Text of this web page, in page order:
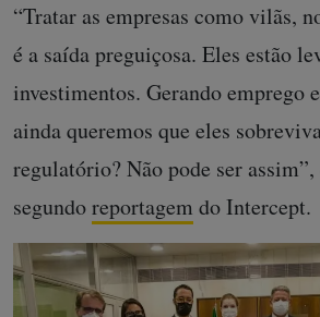
“Tratar as empresas como vilãs,
é a saída preguiçosa. Eles estão
investimentos. Gerando emprego
ainda queremos que eles
regulatório? Não pode ser
segundoreportagem do Intercept.